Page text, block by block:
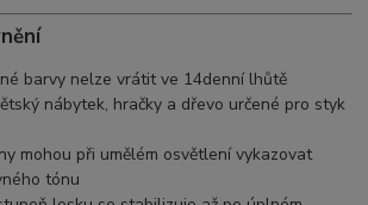
barvy nelze vrátit ve 14denní lhůtě
nábytek, hračky a dřevo určené pro styk
mohou při umělém osvětlení vykazovat
tónu